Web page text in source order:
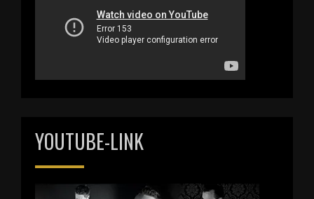
YOUTUBE-LINK